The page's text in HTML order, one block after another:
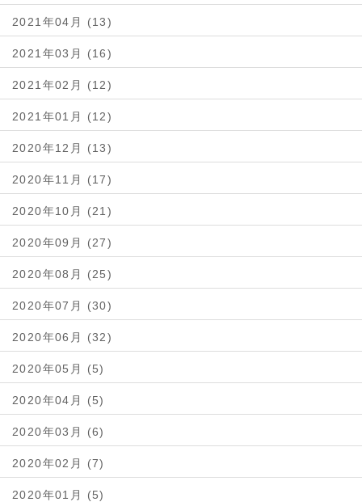
2021年04月 (13)
2021年03月 (16)
2021年02月 (12)
2021年01月 (12)
2020年12月 (13)
2020年11月 (17)
2020年10月 (21)
2020年09月 (27)
2020年08月 (25)
2020年07月 (30)
2020年06月 (32)
2020年05月 (5)
2020年04月 (5)
2020年03月 (6)
2020年02月 (7)
2020年01月 (5)